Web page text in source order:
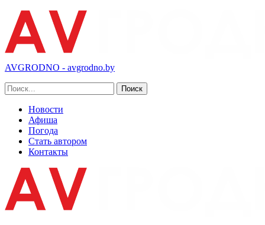
AVGRODNO - avgrodno.by
Новости
Афиша
Погода
Стать автором
Контакты